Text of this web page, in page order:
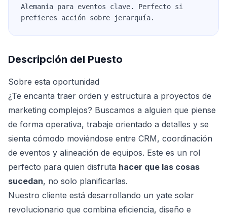
Alemania para eventos clave. Perfecto si
prefieres acción sobre jerarquía.
Descripción del Puesto
Sobre esta oportunidad
¿Te encanta traer orden y estructura a proyectos de
marketing complejos? Buscamos a alguien que piense
de forma operativa, trabaje orientado a detalles y se
sienta cómodo moviéndose entre CRM, coordinación
de eventos y alineación de equipos. Este es un rol
perfecto para quien disfruta hacer que las cosas
sucedan, no solo planificarlas.
Nuestro cliente está desarrollando un yate solar
revolucionario que combina eficiencia, diseño e